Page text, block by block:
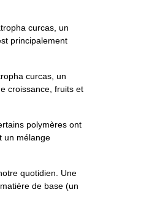
curcas, un
principalement
curcas, un
croissance, fruits et
polymères ont
un mélange
quotidien. Une
de base (un